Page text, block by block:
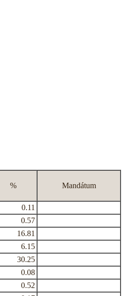
% Mandátum
0.11
0.57
16.81
6.15
30.25
0.08
0.52